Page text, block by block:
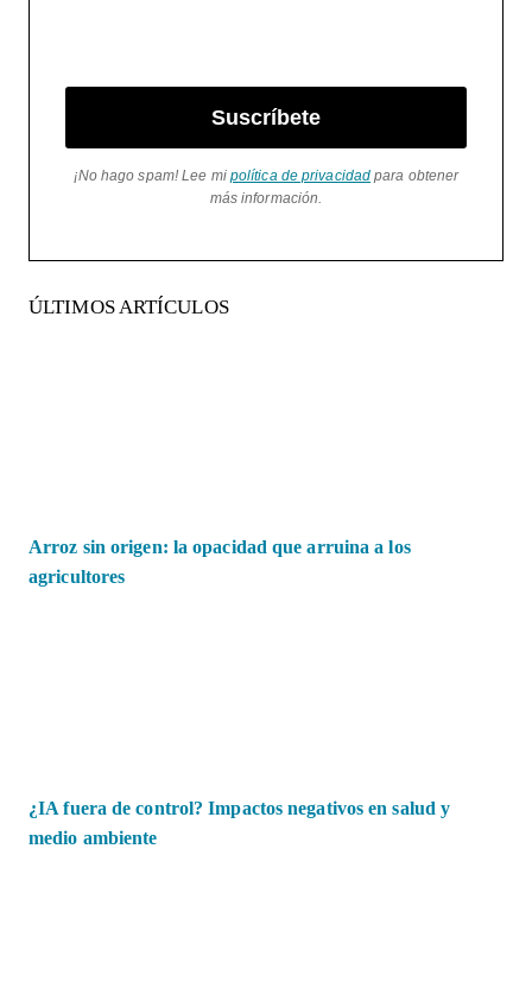
Suscríbete
¡No hago spam! Lee mi política de privacidad para obtener
más información.
ÚLTIMOS ARTÍCULOS
Arroz sin origen: la opacidad que arruina a los
agricultores
¿IA fuera de control? Impactos negativos en salud y
medio ambiente